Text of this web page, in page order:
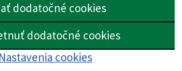
dodatočné cookies
dodatočné cookies
Nastavenia cookies